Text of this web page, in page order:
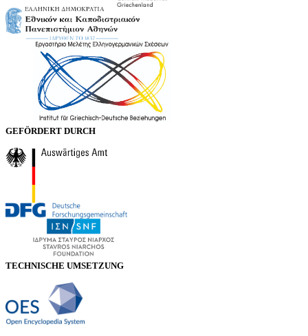
GEFÖRDERT DURCH
TECHNISCHE UMSETZUNG